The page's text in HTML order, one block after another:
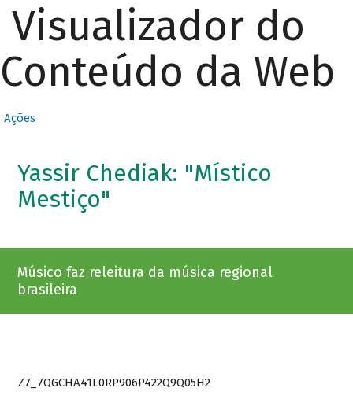
Visualizador do
Conteúdo da Web
Ações
Yassir Chediak: "Místico
Mestiço"
Músico faz releitura da música regional
brasileira
Z7_7QGCHA41L0RP906P422Q9Q05H2